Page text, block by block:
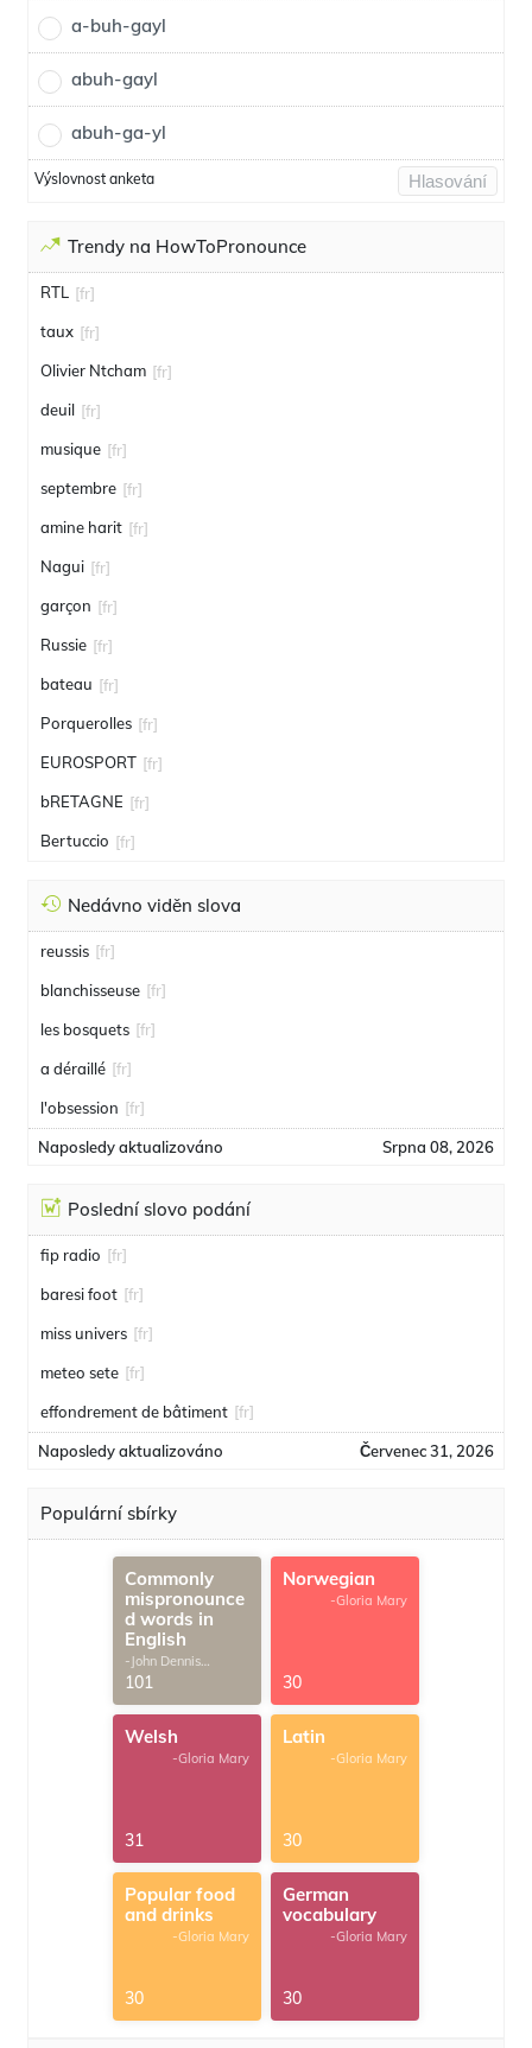
a-buh-gayl
abuh-gayl
abuh-ga-yl
Výslovnost anketa Hlasování
Trendy na HowToPronounce
RTL [fr]
taux [fr]
Olivier Ntcham [fr]
deuil [fr]
musique [fr]
septembre [fr]
amine harit [fr]
Nagui [fr]
garçon [fr]
Russie [fr]
bateau [fr]
Porquerolles [fr]
EUROSPORT [fr]
bRETAGNE [fr]
Bertuccio [fr]
Nedávno viděn slova
reussis [fr]
blanchisseuse [fr]
les bosquets [fr]
a déraillé [fr]
l'obsession [fr]
Naposledy aktualizováno Srpna 08, 2026
Poslední slovo podání
fip radio [fr]
baresi foot [fr]
miss univers [fr]
meteo sete [fr]
effondrement de bâtiment [fr]
Naposledy aktualizováno Červenec 31, 2026
Populární sbírky
Commonly
mispronounce
d words in
English
-John Dennis
G.Thomas
101
Norwegian
-Gloria Mary
30
Welsh
-Gloria Mary
31
Latin
-Gloria Mary
30
Popular food
and drinks
-Gloria Mary
30
German
vocabulary
-Gloria Mary
30